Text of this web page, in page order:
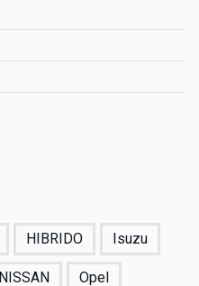
HIBRIDO Isuzu
NISSAN Opel